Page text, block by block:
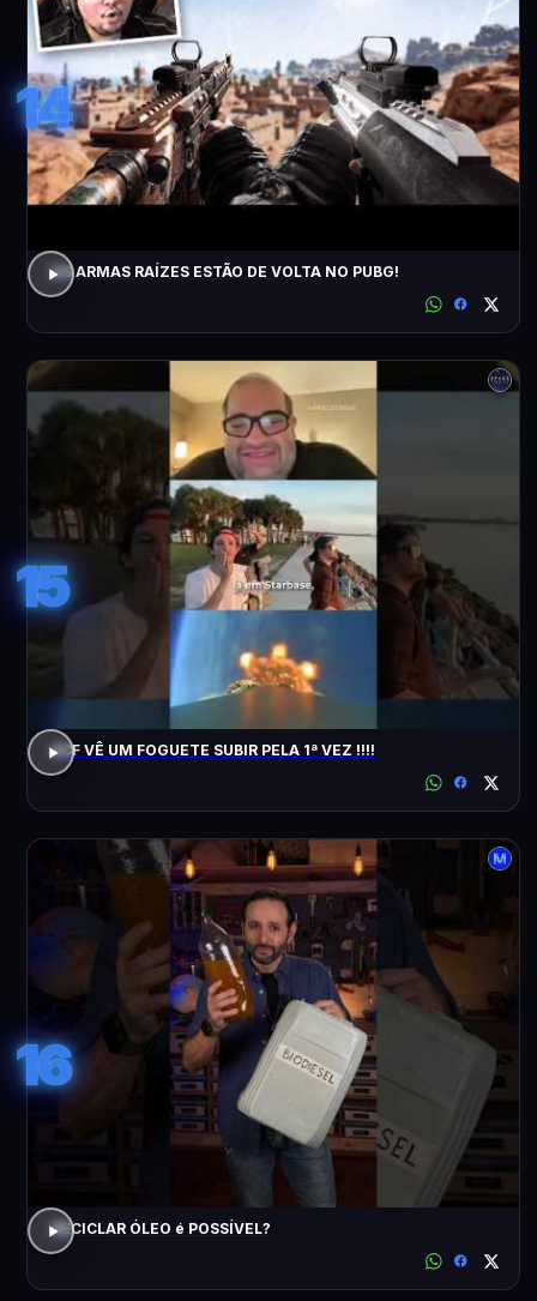
14
AS ARMAS RAÍZES ESTÃO DE VOLTA NO PUBG!
15
ACF VÊ UM FOGUETE SUBIR PELA 1ª VEZ !!!!
16
RECICLAR ÓLEO é POSSÍVEL?